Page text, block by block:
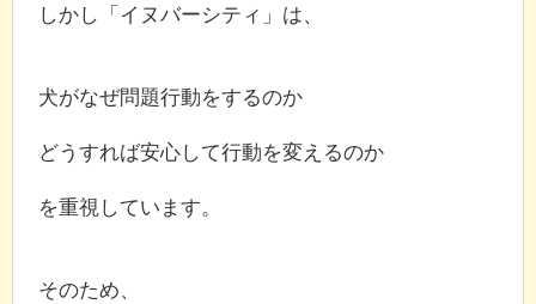
しかし「イヌバーシティ」は、
犬がなぜ問題行動をするのか
どうすれば安心して行動を変えるのか
を重視しています。
そのため、